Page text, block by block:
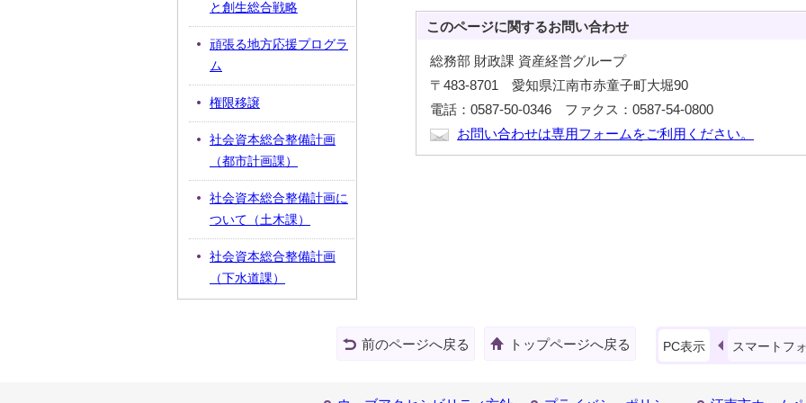
このページに関するお問い合わせ
総務部 財政課 資産経営グループ
〒483-8701 愛知県江南市赤童子町大堀90
電話：0587-50-0346 ファクス：0587-54-0800
お問い合わせは専用フォームをご利用ください。
と創生総合戦略
頑張る地方応援プログラ
ム
権限移譲
社会資本総合整備計画
（都市計画課）
社会資本総合整備計画に
ついて（土木課）
社会資本総合整備計画
（下水道課）
前のページへ戻る トップページへ戻る PC表示 スマートフ